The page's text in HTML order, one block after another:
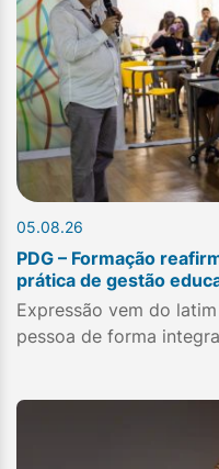
05.08.26
PDG – Formação
prática de gestão
Expressão vem do
pessoa de forma